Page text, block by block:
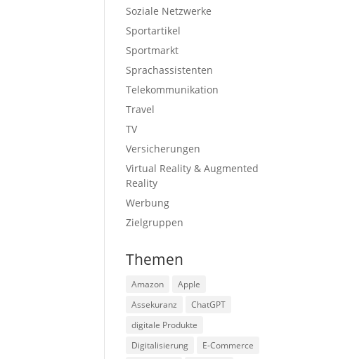
Soziale Netzwerke
Sportartikel
Sportmarkt
Sprachassistenten
Telekommunikation
Travel
TV
Versicherungen
Virtual Reality & Augmented
Reality
Werbung
Zielgruppen
Themen
Amazon
Apple
Assekuranz
ChatGPT
digitale Produkte
Digitalisierung
E-Commerce